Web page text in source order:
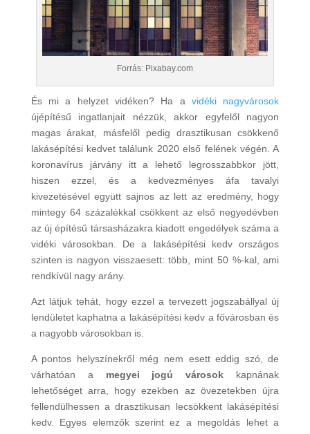
Forrás: Pixabay.com
És mi a helyzet vidéken? Ha a vidéki nagyvárosok
újépítésű ingatlanjait nézzük, akkor egyfelől nagyon
magas árakat, másfelől pedig drasztikusan csökkenő
lakásépítési kedvet találunk 2020 első felének végén. A
koronavírus járvány itt a lehető legrosszabbkor jött,
hiszen ezzel, és a kedvezményes áfa tavalyi
kivezetésével együtt sajnos az lett az eredmény, hogy
mintegy 64 százalékkal csökkent az első negyedévben
az új építésű társasházakra kiadott engedélyek száma a
vidéki városokban. De a lakásépítési kedv országos
szinten is nagyon visszaesett: több, mint 50 %-kal, ami
rendkívül nagy arány.
Azt látjuk tehát, hogy ezzel a tervezett jogszabállyal új
lendületet kaphatna a lakásépítési kedv a fővárosban és
a nagyobb városokban is.
A pontos helyszínekről még nem esett eddig szó, de
várhatóan a megyei jogú városok kapnának
lehetőséget arra, hogy ezekben az övezetekben újra
fellendülhessen a drasztikusan lecsökkent lakásépítési
kedv. Egyes elemzők szerint ez a megoldás lehet a